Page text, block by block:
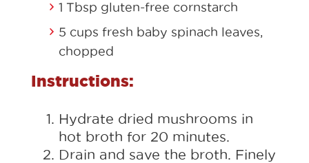
1 Tbsp gluten-free cornstarch
5 cups fresh baby spinach leaves,
chopped
Instructions:
Hydrate dried mushrooms in
hot broth for 20 minutes.
Drain and save the broth. Finely